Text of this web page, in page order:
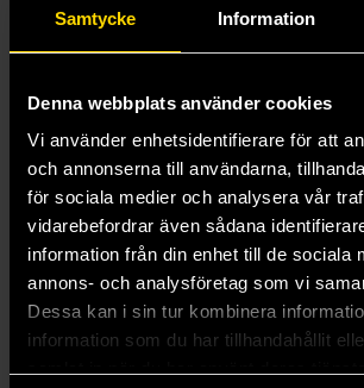
Samtycke Information
Denna webbplats använder cookies
Vi använder enhetsidentifierare för att
och annonserna till användarna,
för sociala medier och analysera vår
vidarebefordrar även sådana
information från din enhet till de sociala
annons- och analysföretag som vi
Dessa kan i sin tur kombinera
information som du har tillhandahållit
Mistakenly Saving the Villain Vol 1
Feng Yu Nie
239 kr
Beställ
Feng Yu
239 kr